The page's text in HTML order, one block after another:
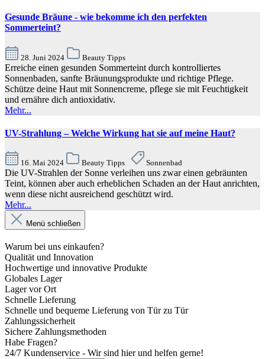
Gesunde Bräune - wie bekomme ich den perfekten
Sommerteint?
28. Juni 2024 Beauty Tipps
Erreiche einen gesunden Sommerteint durch kontrolliertes
Sonnenbaden, sanfte Bräunungsprodukte und richtige Pflege.
Schütze deine Haut mit Sonnencreme, pflege sie mit Feuchtigkeit
und ernähre dich antioxidativ.
Mehr...
UV-Strahlung – Welche Wirkung hat sie auf meine Haut?
16. Mai 2024 Beauty Tipps Sonnenbad
Die UV-Strahlen der Sonne verleihen uns zwar einen gebräunten
Teint, können aber auch erheblichen Schaden an der Haut anrichten,
wenn diese nicht ausreichend geschützt wird.
Mehr...
Menü schließen
Warum bei uns einkaufen?
Qualität und Innovation
Hochwertige und innovative Produkte
Globales Lager
Lager vor Ort
Schnelle Lieferung
Schnelle und bequeme Lieferung von Tür zu Tür
Zahlungssicherheit
Sichere Zahlungsmethoden
Habe Fragen?
24/7 Kundenservice - Wir sind hier und helfen gerne!